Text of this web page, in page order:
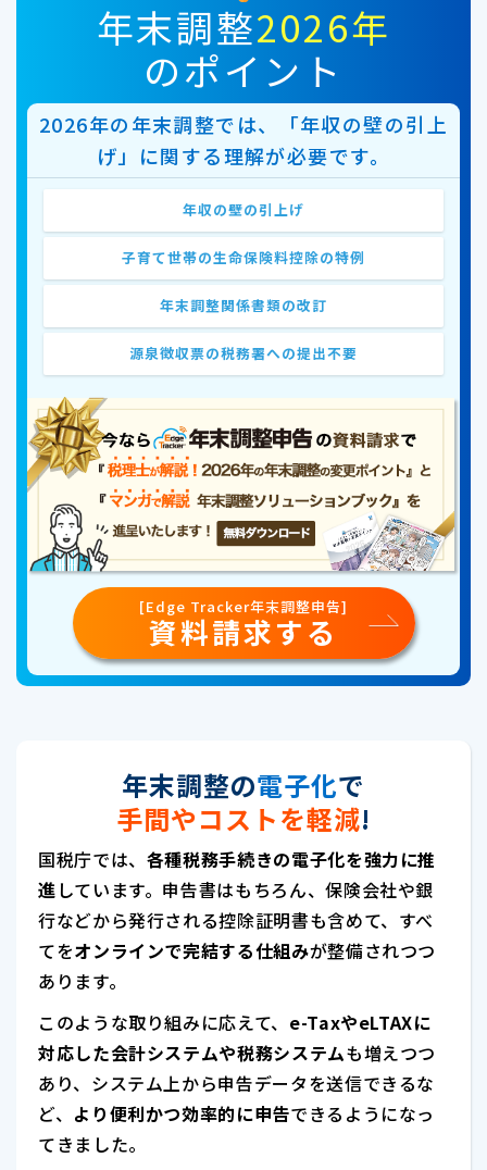
年末調整2026年
のポイント
2026年の年末調整では、「年収の壁の引上
げ」に関する理解が必要です。
年収の壁の引上げ
子育て世帯の生命保険料控除の特例
年末調整関係書類の改訂
源泉徴収票の税務署への提出不要
[Edge Tracker年末調整申告]
資料請求する
年末調整の電子化で
手間やコストを軽減!
国税庁では、 各種税務手続きの電子化を強力に推
進 しています。申告書はもちろん、保険会社や銀
行などから発行される控除証明書も含めて、すべ
てをオンラインで完結する仕組みが整備されつつ
あります。
このような取り組みに応えて、 e-TaxやeLTAXに
対応した会計システムや税務システムも増えつつ
あり、システム上から申告データを送信できるな
ど、 より便利かつ効率的に申告できるようになっ
てきました。